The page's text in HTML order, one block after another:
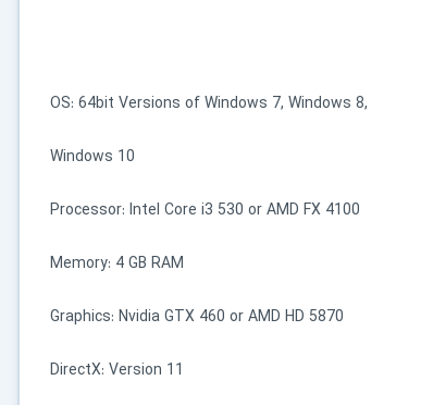
,OS: 64bit Versions of Windows 7, Windows 8
Windows 10
Processor: Intel Core i3 530 or AMD FX 4100
Memory: 4 GB RAM
Graphics: Nvidia GTX 460 or AMD HD 5870
DirectX: Version 11
15